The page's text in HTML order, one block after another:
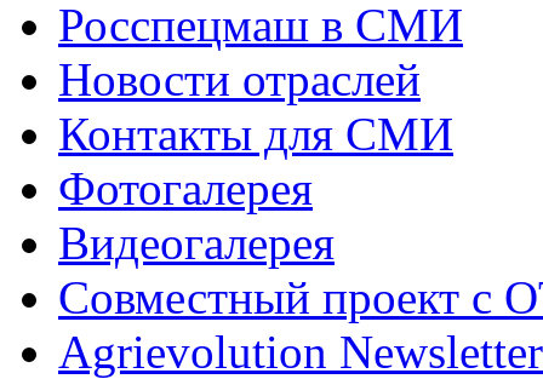
Росспецмаш в СМИ
Новости отраслей
Контакты для СМИ
Фотогалерея
Видеогалерея
Совместный проект с
Agrievolution Newsletter